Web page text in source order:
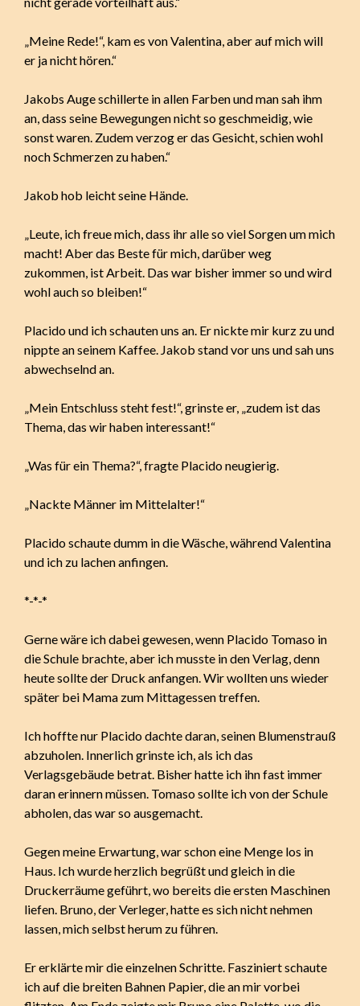
„Meine Rede!“, kam es von Valentina, aber auf mich will
er ja nicht hören.“
Jakobs Auge schillerte in allen Farben und man sah ihm
an, dass seine Bewegungen nicht so geschmeidig, wie
sonst waren. Zudem verzog er das Gesicht, schien wohl
noch Schmerzen zu haben.“
Jakob hob leicht seine Hände.
„Leute, ich freue mich, dass ihr alle so viel Sorgen um mich
macht! Aber das Beste für mich, darüber weg
zukommen, ist Arbeit. Das war bisher immer so und wird
wohl auch so bleiben!“
Placido und ich schauten uns an. Er nickte mir kurz zu und
nippte an seinem Kaffee. Jakob stand vor uns und sah uns
abwechselnd an.
„Mein Entschluss steht fest!“, grinste er, „zudem ist das
Thema, das wir haben interessant!“
„Was für ein Thema?“, fragte Placido neugierig.
„Nackte Männer im Mittelalter!“
Placido schaute dumm in die Wäsche, während Valentina
und ich zu lachen anfingen.
*-*-*
Gerne wäre ich dabei gewesen, wenn Placido Tomaso in
die Schule brachte, aber ich musste in den Verlag, denn
heute sollte der Druck anfangen. Wir wollten uns wieder
später bei Mama zum Mittagessen treffen.
Ich hoffte nur Placido dachte daran, seinen Blumenstrauß
abzuholen. Innerlich grinste ich, als ich das
Verlagsgebäude betrat. Bisher hatte ich ihn fast immer
daran erinnern müssen. Tomaso sollte ich von der Schule
abholen, das war so ausgemacht.
Gegen meine Erwartung, war schon eine Menge los in
Haus. Ich wurde herzlich begrüßt und gleich in die
Druckerräume geführt, wo bereits die ersten Maschinen
liefen. Bruno, der Verleger, hatte es sich nicht nehmen
lassen, mich selbst herum zu führen.
Er erklärte mir die einzelnen Schritte. Fasziniert schaute
ich auf die breiten Bahnen Papier, die an mir vorbei